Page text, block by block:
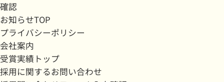
確認
お知らせTOP
プライバシーポリシー
会社案内
受賞実績トップ
採用に関するお問い合わせ